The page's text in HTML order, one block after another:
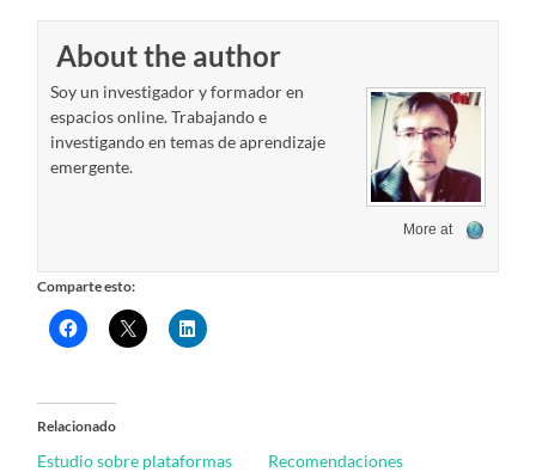
About the author
Soy un investigador y formador en
espacios online. Trabajando e
investigando en temas de aprendizaje
emergente.
More at
Comparte esto:
Relacionado
Estudio sobre plataformas
Recomendaciones